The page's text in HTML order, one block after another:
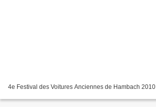
4e Festival des Voitures Anciennes de Hambach 2010